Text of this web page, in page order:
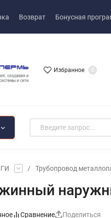
Возврат Бонусная
Избранное 0
/ Трубопровод
Сравнение Поделиться